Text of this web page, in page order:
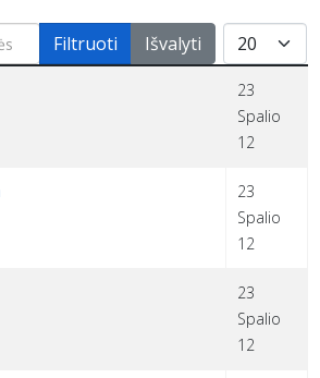
Filtruoti Išvalyti Rodyti po
23
Spalio
12
23
Spalio
12
23
Spalio
12